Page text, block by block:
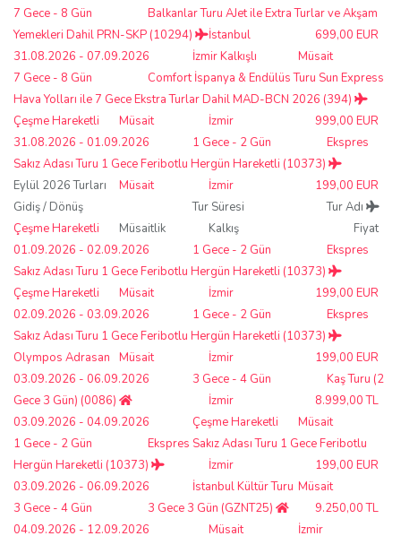
7 Gece - 8 Gün
Balkanlar Turu AJet ile Extra Turlar ve Akşam
Yemekleri Dahil PRN-SKP (10294)
699,00 EUR
İstanbul
Müsait
31.08.2026 - 07.09.2026
7 Gece - 8 Gün
İzmir Kalkışlı
Comfort İspanya & Endülüs Turu Sun Express
Hava Yolları ile 7 Gece Ekstra Turlar Dahil MAD-BCN 2026 (394)
999,00 EUR
İzmir
Müsait
31.08.2026 - 01.09.2026
1 Gece - 2 Gün
Çeşme Hareketli
Ekspres
Sakız Adası Turu 1 Gece Feribotlu Hergün Hareketli (10373)
199,00 EUR
İzmir
Müsait
Eylül 2026 Turları
Gidiş / Dönüş
Tur Süresi
Tur Adı
Fiyat
Kalkış
Müsaitlik
01.09.2026 - 02.09.2026
1 Gece - 2 Gün
Çeşme Hareketli
Ekspres
Sakız Adası Turu 1 Gece Feribotlu Hergün Hareketli (10373)
199,00 EUR
İzmir
Müsait
02.09.2026 - 03.09.2026
1 Gece - 2 Gün
Çeşme Hareketli
Ekspres
Sakız Adası Turu 1 Gece Feribotlu Hergün Hareketli (10373)
199,00 EUR
İzmir
Müsait
03.09.2026 - 06.09.2026
3 Gece - 4 Gün
Olympos Adrasan
Kaş Turu (2
Gece 3 Gün) (0086)
8.999,00 TL
İzmir
Müsait
03.09.2026 - 04.09.2026
1 Gece - 2 Gün
Çeşme Hareketli
Ekspres Sakız Adası Turu 1 Gece Feribotlu
Hergün Hareketli (10373)
199,00 EUR
İzmir
Müsait
03.09.2026 - 06.09.2026
3 Gece - 4 Gün
İstanbul Kültür Turu
3 Gece 3 Gün (GZNT25)
9.250,00 TL
İzmir
Müsait
04.09.2026 - 12.09.2026